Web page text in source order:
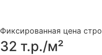
Фиксированная цена
32 т.р./м²